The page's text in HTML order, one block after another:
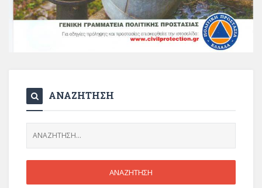
ΑΝΑΖΗΤΗΣΗ